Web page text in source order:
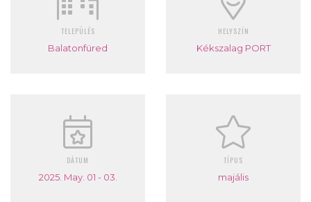
TELEPÜLÉS
Balatonfüred
HELYSZÍN
Kékszalag PORT
DÁTUM
2025. May. 01 - 03.
TÍPUS
majális